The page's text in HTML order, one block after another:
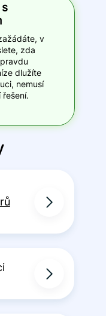
v
zda
dlužíte
nemusí